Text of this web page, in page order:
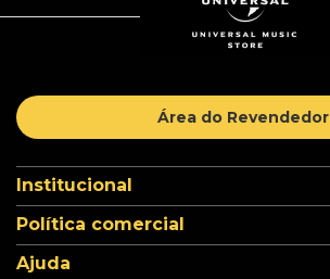
Área do Revendedor
Institucional
Política comercial
Ajuda